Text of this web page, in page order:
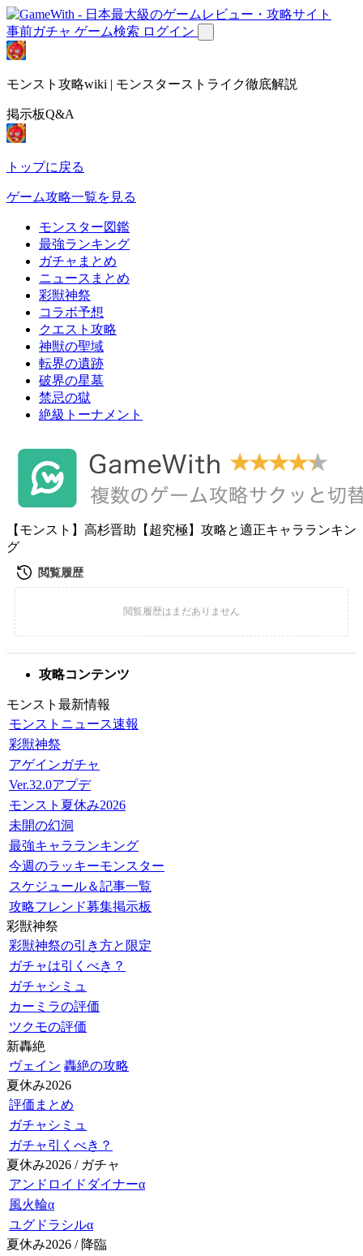
事前ガチャ ゲーム検索 ログイン
モンスト攻略wiki | モンスターストライク徹底解説
掲示板Q&A
トップに戻る
ゲーム攻略一覧を見る
モンスター図鑑
最強ランキング
ガチャまとめ
ニュースまとめ
彩獣神祭
コラボ予想
クエスト攻略
神獣の聖域
転界の遺跡
破界の星墓
禁忌の獄
絶級トーナメント
【モンスト】高杉晋助【超究極】攻略と適正キャラランキン
グ
攻略コンテンツ
モンスト最新情報
モンストニュース速報
彩獣神祭
アゲインガチャ
Ver.32.0アプデ
モンスト夏休み2026
未開の幻洞
最強キャラランキング
今週のラッキーモンスター
スケジュール＆記事一覧
攻略フレンド募集掲示板
彩獣神祭
彩獣神祭の引き方と限定
ガチャは引くべき？
ガチャシミュ
カーミラの評価
ツクモの評価
新轟絶
ヴェイン 轟絶の攻略
夏休み2026
評価まとめ
ガチャシミュ
ガチャ引くべき？
夏休み2026 / ガチャ
アンドロイドダイナーα
風火輪α
ユグドラシルα
夏休み2026 / 降臨